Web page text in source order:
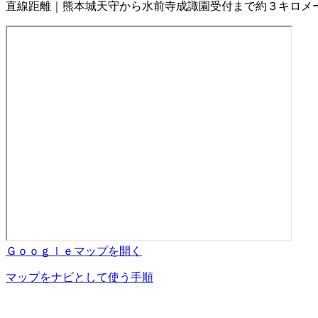
直線距離｜熊本城天守から水前寺成諏園受付まで約３キロメ
Ｇｏｏｇｌｅマップを開く
マップをナビとして使う手順